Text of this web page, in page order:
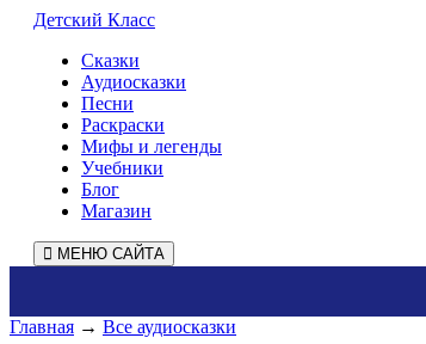
Детский Класс
Сказки
Аудиосказки
Песни
Раскраски
Мифы и легенды
Учебники
Блог
Магазин
МЕНЮ САЙТА
Главная → Все аудиосказки